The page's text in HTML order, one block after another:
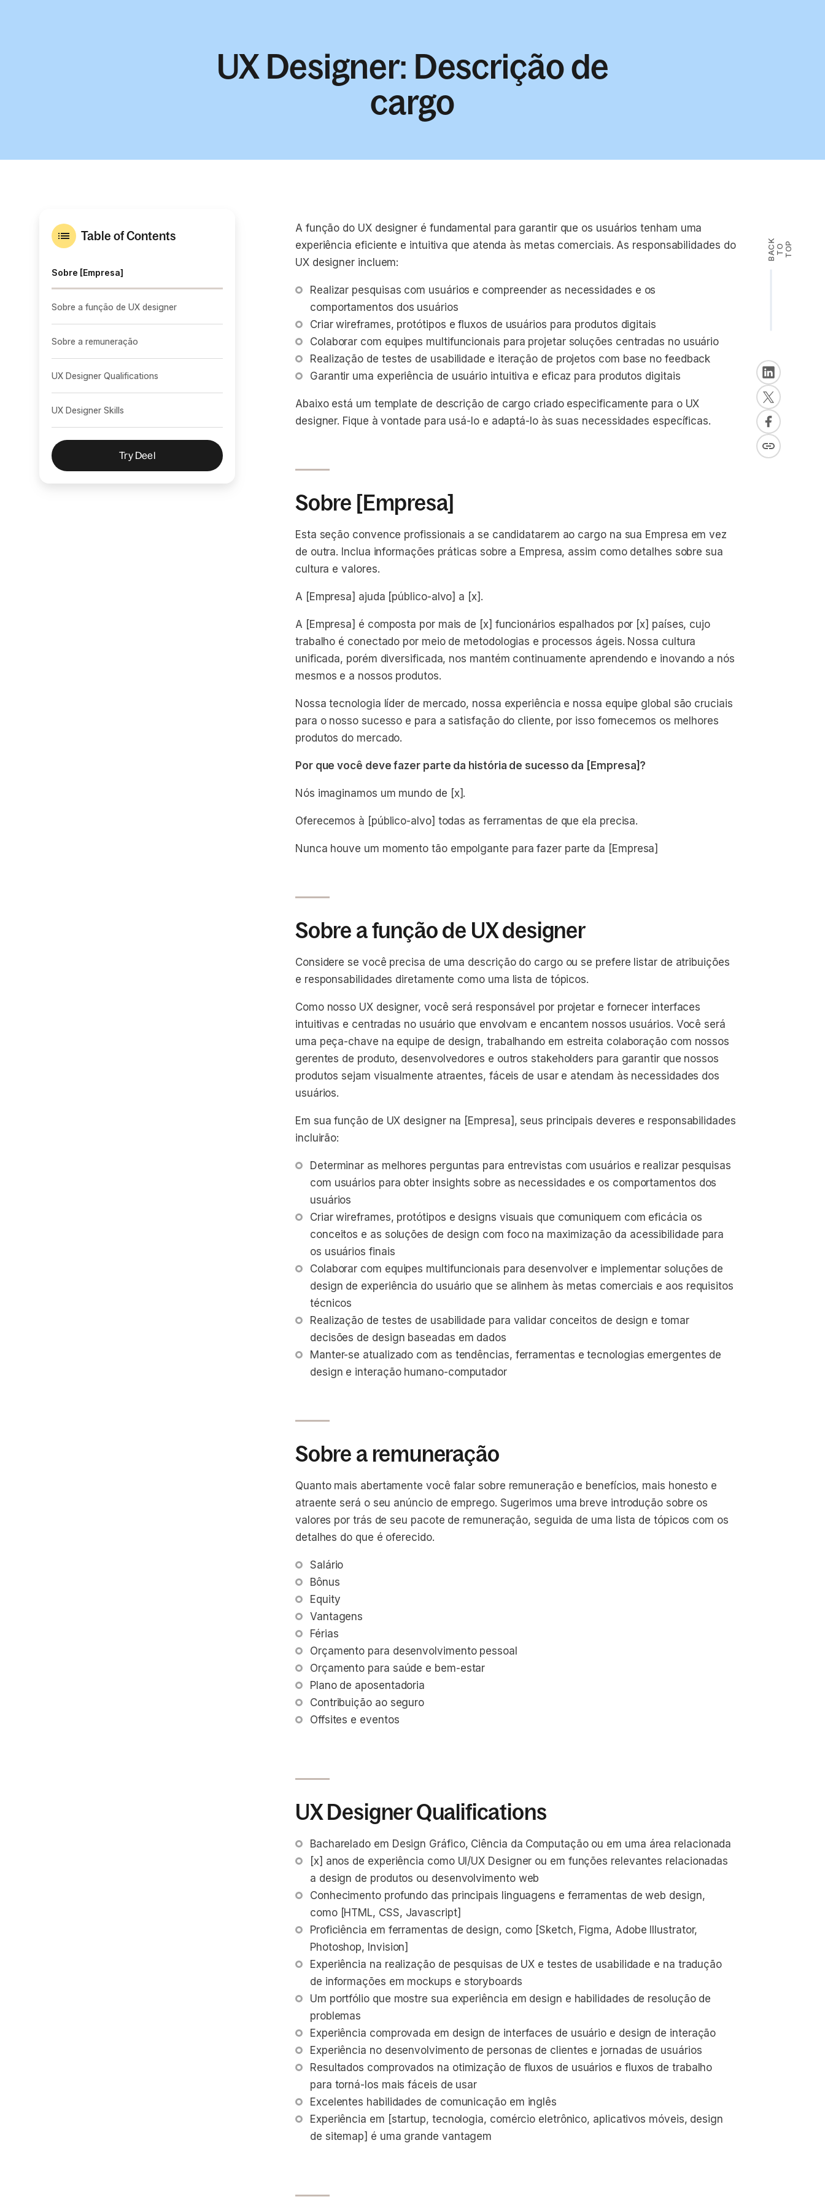
UX Designer: Descrição de
cargo
Table of Contents
Sobre [Empresa]
Sobre a função de UX designer
Sobre a remuneração
UX Designer Qualifications
UX Designer Skills
Try Deel
A função do UX designer é fundamental para garantir que os usuários tenham uma
experiência eficiente e intuitiva que atenda às metas comerciais. As responsabilidades do
UX designer incluem:
Realizar pesquisas com usuários e compreender as necessidades e os
comportamentos dos usuários
Criar wireframes, protótipos e fluxos de usuários para produtos digitais
Colaborar com equipes multifuncionais para projetar soluções centradas no usuário
Realização de testes de usabilidade e iteração de projetos com base no feedback
Garantir uma experiência de usuário intuitiva e eficaz para produtos digitais
Abaixo está um template de descrição de cargo criado especificamente para o UX
designer. Fique à vontade para usá-lo e adaptá-lo às suas necessidades específicas.
Sobre [Empresa]
Esta seção convence profissionais a se candidatarem ao cargo na sua Empresa em vez
de outra. Inclua informações práticas sobre a Empresa, assim como detalhes sobre sua
cultura e valores.
A [Empresa] ajuda [público-alvo] a [x].
A [Empresa] é composta por mais de [x] funcionários espalhados por [x] países, cujo
trabalho é conectado por meio de metodologias e processos ágeis. Nossa cultura
unificada, porém diversificada, nos mantém continuamente aprendendo e inovando a nós
mesmos e a nossos produtos.
Nossa tecnologia líder de mercado, nossa experiência e nossa equipe global são cruciais
para o nosso sucesso e para a satisfação do cliente, por isso fornecemos os melhores
produtos do mercado.
Por que você deve fazer parte da história de sucesso da [Empresa]?
Nós imaginamos um mundo de [x].
Oferecemos à [público-alvo] todas as ferramentas de que ela precisa.
Nunca houve um momento tão empolgante para fazer parte da [Empresa]
Sobre a função de UX designer
Considere se você precisa de uma descrição do cargo ou se prefere listar de atribuições
e responsabilidades diretamente como uma lista de tópicos.
Como nosso UX designer, você será responsável por projetar e fornecer interfaces
intuitivas e centradas no usuário que envolvam e encantem nossos usuários. Você será
uma peça-chave na equipe de design, trabalhando em estreita colaboração com nossos
gerentes de produto, desenvolvedores e outros stakeholders para garantir que nossos
produtos sejam visualmente atraentes, fáceis de usar e atendam às necessidades dos
usuários.
Em sua função de UX designer na [Empresa], seus principais deveres e responsabilidades
incluirão:
Determinar as melhores perguntas para entrevistas com usuários e realizar pesquisas
com usuários para obter insights sobre as necessidades e os comportamentos dos
usuários
Criar wireframes, protótipos e designs visuais que comuniquem com eficácia os
conceitos e as soluções de design com foco na maximização da acessibilidade para
os usuários finais
Colaborar com equipes multifuncionais para desenvolver e implementar soluções de
design de experiência do usuário que se alinhem às metas comerciais e aos requisitos
técnicos
Realização de testes de usabilidade para validar conceitos de design e tomar
decisões de design baseadas em dados
Manter-se atualizado com as tendências, ferramentas e tecnologias emergentes de
design e interação humano-computador
Sobre a remuneração
Quanto mais abertamente você falar sobre remuneração e benefícios, mais honesto e
atraente será o seu anúncio de emprego. Sugerimos uma breve introdução sobre os
valores por trás de seu pacote de remuneração, seguida de uma lista de tópicos com os
detalhes do que é oferecido.
Salário
Bônus
Equity
Vantagens
Férias
Orçamento para desenvolvimento pessoal
Orçamento para saúde e bem-estar
Plano de aposentadoria
Contribuição ao seguro
Offsites e eventos
UX Designer Qualifications
Bacharelado em Design Gráfico, Ciência da Computação ou em uma área relacionada
[x] anos de experiência como UI/UX Designer ou em funções relevantes relacionadas
a design de produtos ou desenvolvimento web
Conhecimento profundo das principais linguagens e ferramentas de web design,
como [HTML, CSS, Javascript]
Proficiência em ferramentas de design, como [Sketch, Figma, Adobe Illustrator,
Photoshop, Invision]
Experiência na realização de pesquisas de UX e testes de usabilidade e na tradução
de informações em mockups e storyboards
Um portfólio que mostre sua experiência em design e habilidades de resolução de
problemas
Experiência comprovada em design de interfaces de usuário e design de interação
Experiência no desenvolvimento de personas de clientes e jornadas de usuários
Resultados comprovados na otimização de fluxos de usuários e fluxos de trabalho
para torná-los mais fáceis de usar
Excelentes habilidades de comunicação em inglês
Experiência em [startup, tecnologia, comércio eletrônico, aplicativos móveis, design
de sitemap] é uma grande vantagem
B
A C
K
T O
T
O P